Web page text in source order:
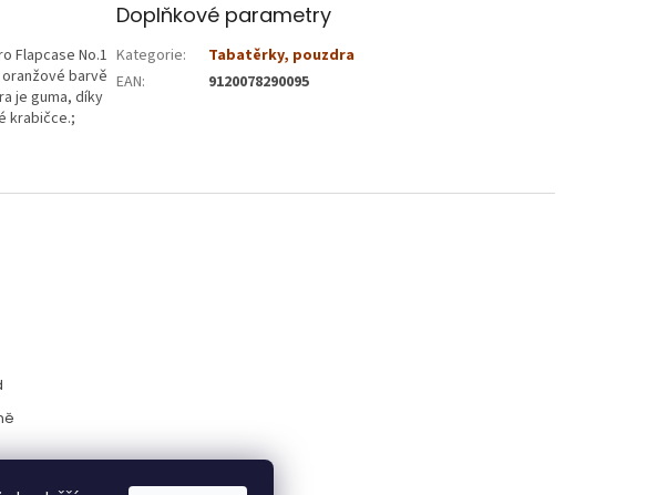
Flapcase No.1
barvě
je guma, díky
krabičce.;
Doplňkové parametry
Kategorie:
Tabatěrky, pouzdra
EAN: 9120078290095